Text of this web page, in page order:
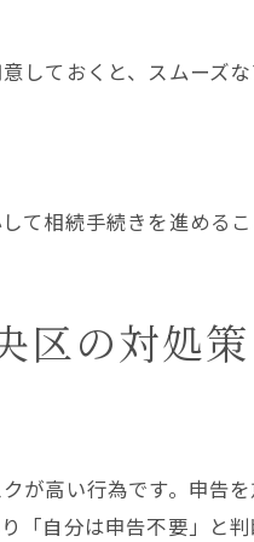
ておくと、スムーズな
て相続手続きを進めるこ
区の対処策
が高い行為です。申告
「自分は申告不要」と